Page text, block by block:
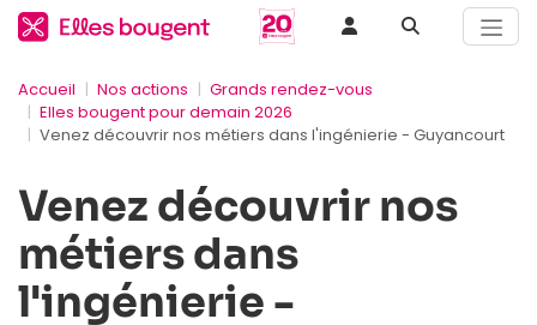
Accueil Nos actions
Grands rendez-vous
Elles bougent pour demain 2026
Venez découvrir nos métiers dans l'ingénierie - Guyancourt
Venez découvrir nos
métiers dans
l'ingénierie -